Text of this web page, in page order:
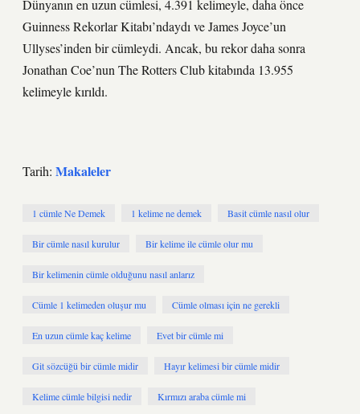
Dünyanın en uzun cümlesi, 4.391 kelimeyle, daha önce
Guinness Rekorlar Kitabı’ndaydı ve James Joyce’un
Ullyses’inden bir cümleydi. Ancak, bu rekor daha sonra
Jonathan Coe’nun The Rotters Club kitabında 13.955
kelimeyle kırıldı.
Tarih: Makaleler
1 cümle Ne Demek 1 kelime ne demek Basit cümle nasıl olur
Bir cümle nasıl kurulur Bir kelime ile cümle olur mu
Bir kelimenin cümle olduğunu nasıl anlarız
Cümle 1 kelimeden oluşur mu Cümle olması için ne gerekli
En uzun cümle kaç kelime Evet bir cümle mi
Git sözcüğü bir cümle midir Hayır kelimesi bir cümle midir
Kelime cümle bilgisi nedir Kırmızı araba cümle mi